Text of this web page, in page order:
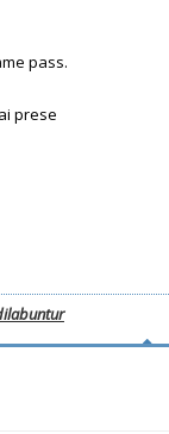
pass.
prese